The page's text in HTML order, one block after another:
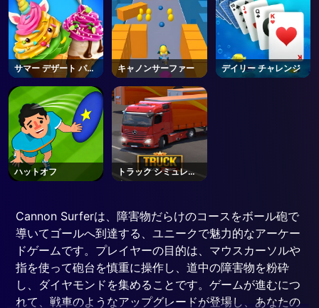
サマー デザート パー
ティー
キャノンサーファー デイリー チャレンジ
ハットオフ
トラック シミュレー
ター
Cannon Surferは、障害物だらけのコースをボール砲で
導いてゴールへ到達する、ユニークで魅力的なアーケー
ドゲームです。プレイヤーの目的は、マウスカーソルや
指を使って砲台を慎重に操作し、道中の障害物を粉砕
し、ダイヤモンドを集めることです。ゲームが進むにつ
れて、戦車のようなアップグレードが登場し、あなたの